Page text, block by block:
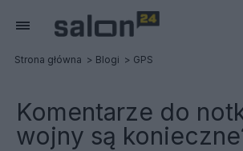
Strona główna Blogi GPS
Komentarze do
wojny są